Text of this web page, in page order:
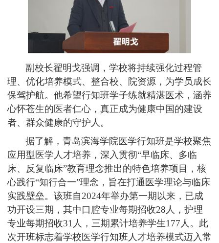
副校长翟明戈强调，学校将持续强化过程管
理、优化培养模式、整合校、院资源，为学员成长
保驾护航。他希望行知班学子练就精湛医术，涵养
心怀苍生的医者仁心，真正成为健康中国的建设
者、群众健康的守护人。
据了解，青岛滨海学院医学行知班是学校聚焦
应用型医学人才培养，深入贯彻“早临床、多临
床、反复临床”教育理念推出的特色培养项目，核
心践行“知行合一”理念，旨在打通医学理论与临床
实践壁垒。该班自2024年举办第一期以来，已成
功开设三期，其中口腔专业每期招收28人，护理
专业每期招收31人，三期累计培养学生177人。 此
次开班标志着学校医学行知班人才培养模式迈入常